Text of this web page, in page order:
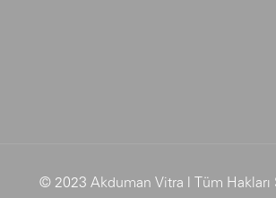
© 2023 Akduman Vitra | Tüm Hakları